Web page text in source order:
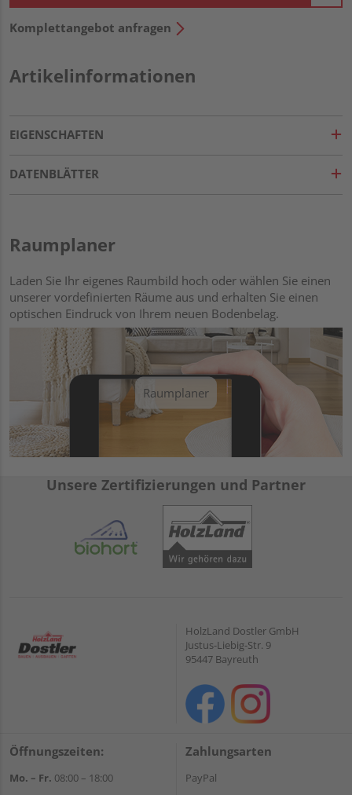
Komplettangebot anfragen
Artikelinformationen
EIGENSCHAFTEN
DATENBLÄTTER
Raumplaner
Laden Sie Ihr eigenes Raumbild hoch oder wählen Sie einen
unserer vordefinierten Räume aus und erhalten Sie einen
optischen Eindruck von Ihrem neuen Bodenbelag.
Raumplaner
Unsere Zertifizierungen und Partner
HolzLand Dostler GmbH
Justus-Liebig-Str. 9
95447 Bayreuth
Öffnungszeiten:
Mo. – Fr. 08:00 – 18:00
Zahlungsarten
PayPal